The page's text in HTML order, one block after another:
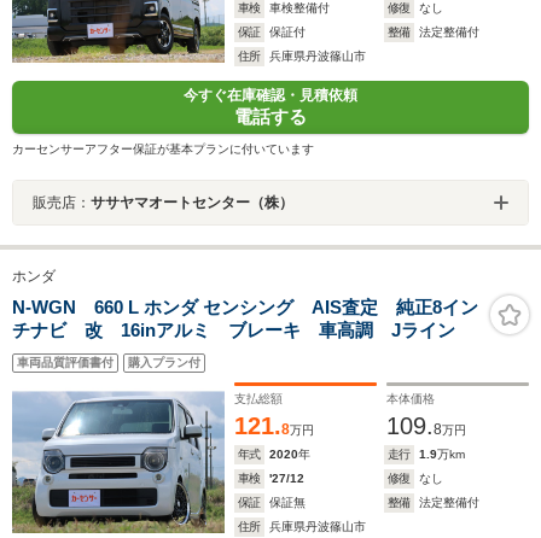
車検
車検整備付 修復
なし
保証
保証付 整備
法定整備付
住所
兵庫県丹波篠山市
今すぐ在庫確認・見積依頼
電話する
カーセンサーアフター保証が基本プランに付いています
販売店： ササヤマオートセンター（株）
ホンダ
N-WGN 660 L ホンダ センシング AIS査定 純正8イン
チナビ 改 16inアルミ ブレーキ 車高調 Jライン
車両品質評価書付 購入プラン付
支払総額
121.8万円
本体価格
109.8万円
年式
2020年 走行 1.9万km
車検
'27/12 修復
なし
保証
保証無 整備
法定整備付
住所
兵庫県丹波篠山市